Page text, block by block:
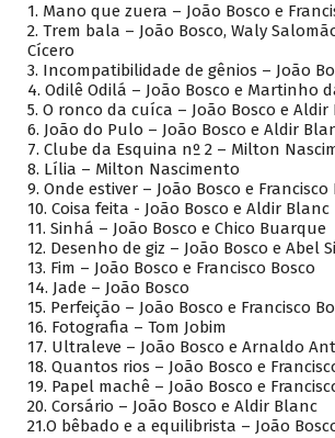
1. Mano que zuera – João Bosco e
2. Trem bala – João Bosco, Waly
Cícero
3. Incompatibilidade de gênios – João
4. Odilê Odilá – João Bosco e Martinho
5. O ronco da cuíca – João Bosco e Aldir
6. João do Pulo – João Bosco e Aldir
7. Clube da Esquina nº 2 – Milton
8. Lília – Milton Nascimento
9. Onde estiver – João Bosco e Francisco
10. Coisa feita - João Bosco e Aldir Blanc
11. Sinhá – João Bosco e Chico Buarque
12. Desenho de giz – João Bosco e Abel
13. Fim – João Bosco e Francisco Bosco
14. Jade – João Bosco
15. Perfeição – João Bosco e Francisco
16. Fotografia – Tom Jobim
17. Ultraleve – João Bosco e Arnaldo
18. Quantos rios – João Bosco e
19. Papel machê – João Bosco e
20. Corsário – João Bosco e Aldir Blanc
21.O bêbado e a equilibrista – João